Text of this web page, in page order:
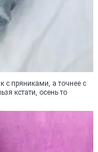
с пряниками, а точнее с
кстати, осень то